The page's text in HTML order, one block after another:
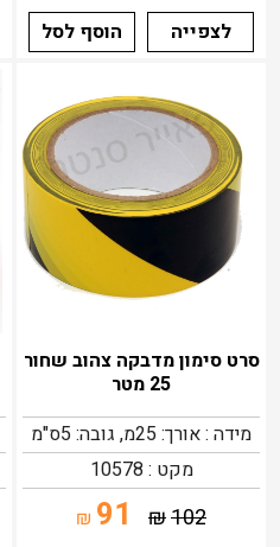
לצפייה
הוסף לסל
סרט סימון מדבקה צהוב שחור
25 מטר
מידה : אורך: 25מ, גובה: 5ס"מ
מקט : 10578
102
₪
91
₪